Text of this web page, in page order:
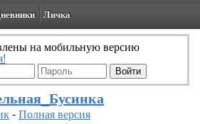
Личка
на мобильную версию
-Полная версия